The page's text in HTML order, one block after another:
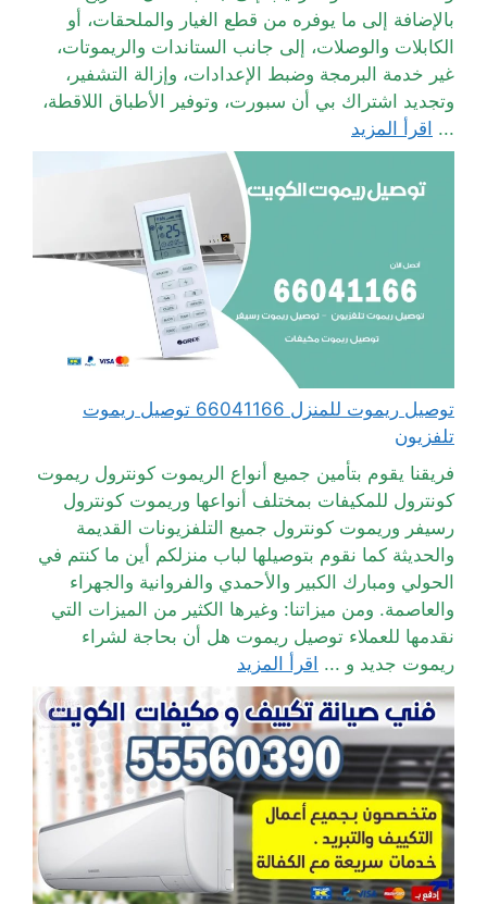
بالإضافة إلى ما يوفره من قطع الغيار والملحقات، أو
الكابلات والوصلات، إلى جانب الستاندات والريموتات،
غير خدمة البرمجة وضبط الإعدادات، وإزالة التشفير،
وتجديد اشتراك بي أن سبورت، وتوفير الأطباق اللاقطة،
... اقرأ المزيد
توصيل ريموت للمنزل 66041166 توصيل ريموت
تلفزيون
فريقنا يقوم بتأمين جميع أنواع الريموت كونترول ريموت
كونترول للمكيفات بمختلف أنواعها وريموت كونترول
رسيفر وريموت كونترول جميع التلفزيونات القديمة
والحديثة كما نقوم بتوصيلها لباب منزلكم أين ما كنتم في
الحولي ومبارك الكبير والأحمدي والفروانية والجهراء
والعاصمة. ومن ميزاتنا: وغيرها الكثير من الميزات التي
نقدمها للعملاء توصيل ريموت هل أن بحاجة لشراء
ريموت جديد و ... اقرأ المزيد